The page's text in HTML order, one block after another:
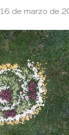
16 de marzo de